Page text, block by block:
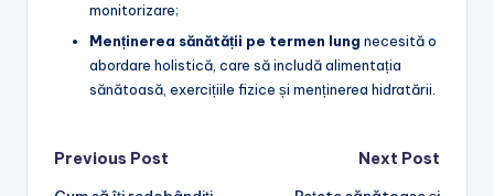
monitorizare;
Menținerea sănătății pe termen lung necesită o
abordare holistică, care să includă alimentația
sănătoasă, exercițiile fizice și menținerea hidratării.
Post
Previous Post
Next Post